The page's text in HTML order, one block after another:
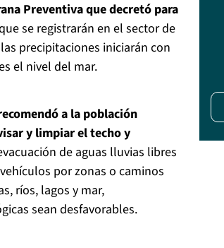
Preventiva que decretó para
se registrarán en el sector de
precipitaciones iniciarán con
el nivel del mar.
a la población
y limpiar el techo y
de aguas lluvias libres
por zonas o caminos
ríos, lagos y mar,
sean desfavorables.